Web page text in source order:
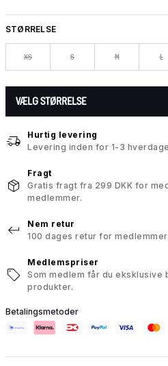
STØRRELSE
XS S M L
VÆLG STØRRELSE
Hurtig levering
Levering inden for 1-3
Fragt
Gratis fragt fra 299 DKK for
medlemmer.
Nem retur
100 dages retur for medlemmer.
Medlemspriser
Som medlem får du eksklusive
produkter.
Betalingsmetoder